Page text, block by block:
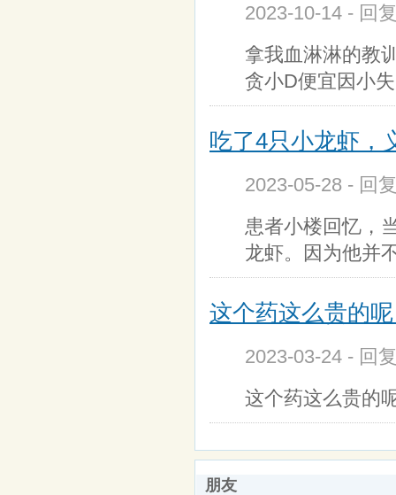
2023-10-14 - 回
拿我血淋淋的教
贪小D便宜因小
吃了4只小龙虾
2023-05-28 - 回
患者小楼回忆，
龙虾。因为他并
这个药这么贵的
2023-03-24 - 回
这个药这么贵的
朋友